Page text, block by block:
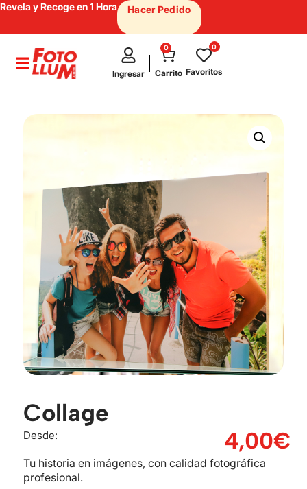
Revela y Recoge en 1 Hora Hacer Pedido
Ingresar
test
0
Carrito Favoritos
0
Collage
Desde: 4,00€
Tu historia en imágenes, con calidad fotográfica
profesional.